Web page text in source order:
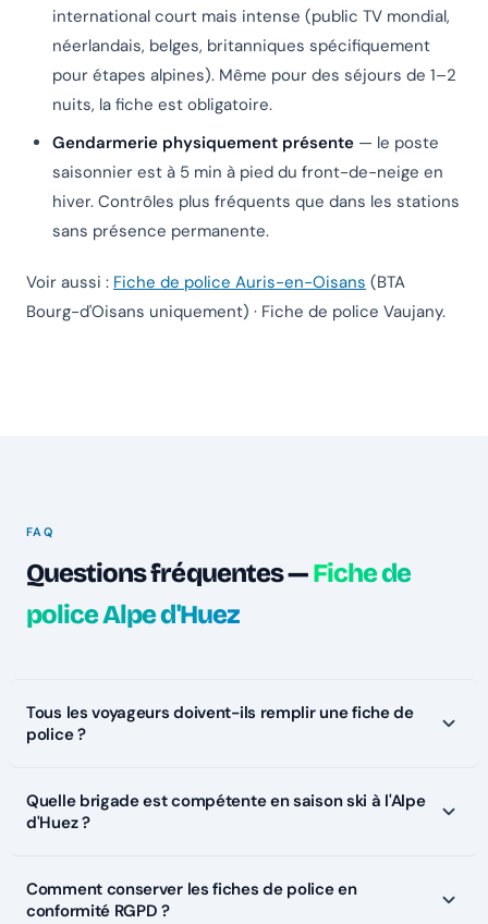
international court mais intense (public TV mondial,
néerlandais, belges, britanniques spécifiquement
pour étapes alpines). Même pour des séjours de 1–2
nuits, la fiche est obligatoire.
Gendarmerie physiquement présente — le poste
saisonnier est à 5 min à pied du front-de-neige en
hiver. Contrôles plus fréquents que dans les stations
sans présence permanente.
Voir aussi : Fiche de police Auris-en-Oisans (BTA
Bourg-d'Oisans uniquement) · Fiche de police Vaujany.
FAQ
Questions fréquentes —Fiche de
police Alpe d'Huez
Tous les voyageurs doivent-ils remplir une fiche de
police ?
Quelle brigade est compétente en saison ski à l'Alpe
d'Huez ?
Comment conserver les fiches de police en
conformité RGPD ?